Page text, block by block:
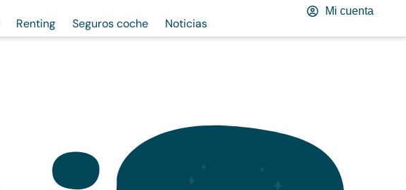
Renting Seguros coche Noticias
Mi cuenta